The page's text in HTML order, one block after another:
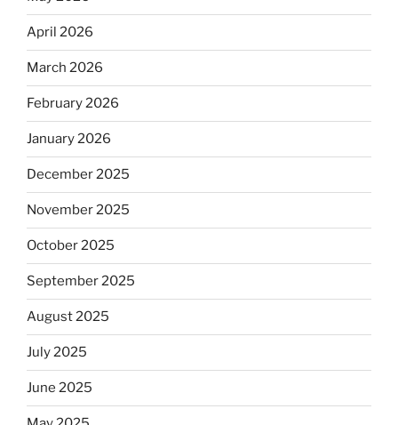
April 2026
March 2026
February 2026
January 2026
December 2025
November 2025
October 2025
September 2025
August 2025
July 2025
June 2025